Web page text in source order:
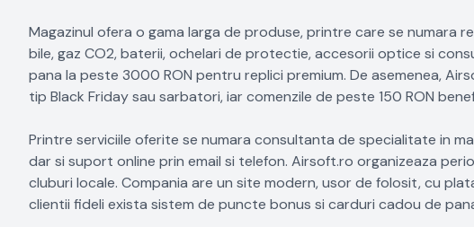
Magazinul ofera o gama larga de produse, printre care se numara
bile, gaz CO2, baterii, ochelari de protectie, accesorii optice si
pana la peste 3000 RON pentru replici premium. De asemenea,
tip Black Friday sau sarbatori, iar comenzile de peste 150 RON
Printre serviciile oferite se numara consultanta de specialitate in
dar si suport online prin email si telefon. Airsoft.ro organizeaza
cluburi locale. Compania are un site modern, usor de folosit, cu
clientii fideli exista sistem de puncte bonus si carduri cadou de